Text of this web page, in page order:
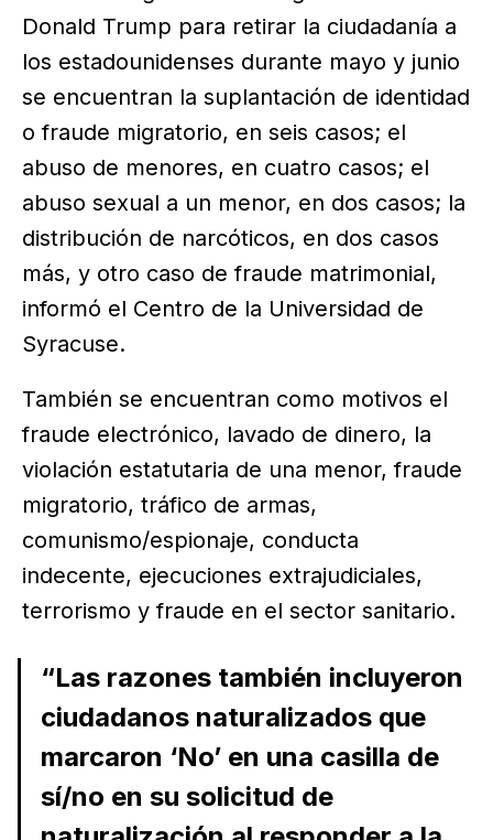
Donald Trump para retirar la ciudadanía a
los estadounidenses durante mayo y junio
se encuentran la suplantación de identidad
o fraude migratorio, en seis casos; el
abuso de menores, en cuatro casos; el
abuso sexual a un menor, en dos casos; la
distribución de narcóticos, en dos casos
más, y otro caso de fraude matrimonial,
informó el Centro de la Universidad de
Syracuse.
También se encuentran como motivos el
fraude electrónico, lavado de dinero, la
violación estatutaria de una menor, fraude
migratorio, tráfico de armas,
comunismo/espionaje, conducta
indecente, ejecuciones extrajudiciales,
terrorismo y fraude en el sector sanitario.
“Las razones también incluyeron
ciudadanos naturalizados que
marcaron ‘No’ en una casilla de
sí/no en su solicitud de